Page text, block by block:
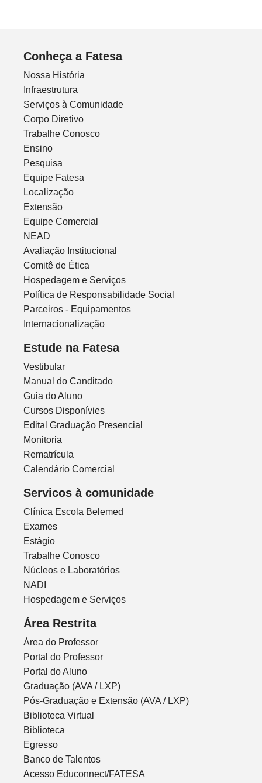
Conheça a Fatesa
Nossa História
Infraestrutura
Serviços à Comunidade
Corpo Diretivo
Trabalhe Conosco
Ensino
Pesquisa
Equipe Fatesa
Localização
Extensão
Equipe Comercial
NEAD
Avaliação Institucional
Comitê de Ética
Hospedagem e Serviços
Política de Responsabilidade Social
Parceiros - Equipamentos
Internacionalização
Estude na Fatesa
Vestibular
Manual do Canditado
Guia do Aluno
Cursos Disponívies
Edital Graduação Presencial
Monitoria
Rematrícula
Calendário Comercial
Servicos à comunidade
Clínica Escola Belemed
Exames
Estágio
Trabalhe Conosco
Núcleos e Laboratórios
NADI
Hospedagem e Serviços
Área Restrita
Área do Professor
Portal do Professor
Portal do Aluno
Graduação (AVA / LXP)
Pós-Graduação e Extensão (AVA / LXP)
Biblioteca Virtual
Biblioteca
Egresso
Banco de Talentos
Acesso Educonnect/FATESA